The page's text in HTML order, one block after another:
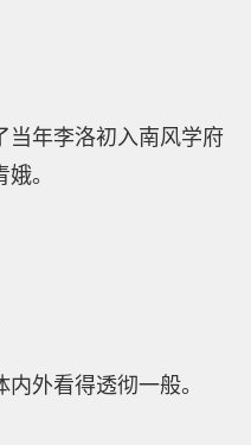
当年李洛初入南风学府
。
外看得透彻一般。